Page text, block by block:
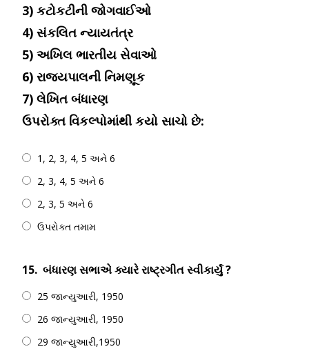
3) કટોકટીની જોગવાઈઓ
4) સંકલિત ન્યાયતંત્ર
5) અખિલ ભારતીય સેવાઓ
6) રાજ્યપાલની નિમણૂક
7) લેખિત બંધારણ
ઉપરોક્ત વિકલ્પોમાંથી કયો સાચો છે:
1, 2, 3, 4, 5 અને 6
2, 3, 4, 5 અને 6
2, 3, 5 અને 6
ઉપરોક્ત તમામ
15. બંધારણ સભાએ ક્યારે રાષ્ટ્રગીત સ્વીકાર્યું ?
25 જાન્યુઆરી, 1950
26 જાન્યુઆરી, 1950
29 જાન્યુઆરી,1950